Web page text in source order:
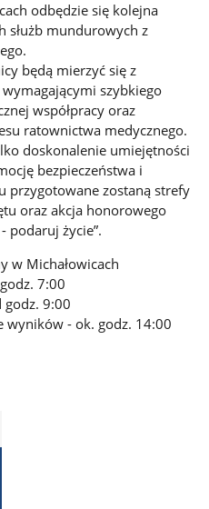
odbędzie się kolejna
służb mundurowych z
będą mierzyć się z
szybkiego
współpracy oraz
ratownictwa medycznego.
doskonalenie umiejętności
bezpieczeństwa i
przygotowane zostaną strefy
oraz akcja honorowego
podaruj życie”.
w Michałowicach
7:00
godz. 9:00
wyników - ok. godz. 14:00